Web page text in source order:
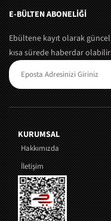
E-BÜLTEN ABONELİĞİ
Ebültene kayıt olarak
kısa sürede haberdar
KURUMSAL
Hakkımızda
İletişim